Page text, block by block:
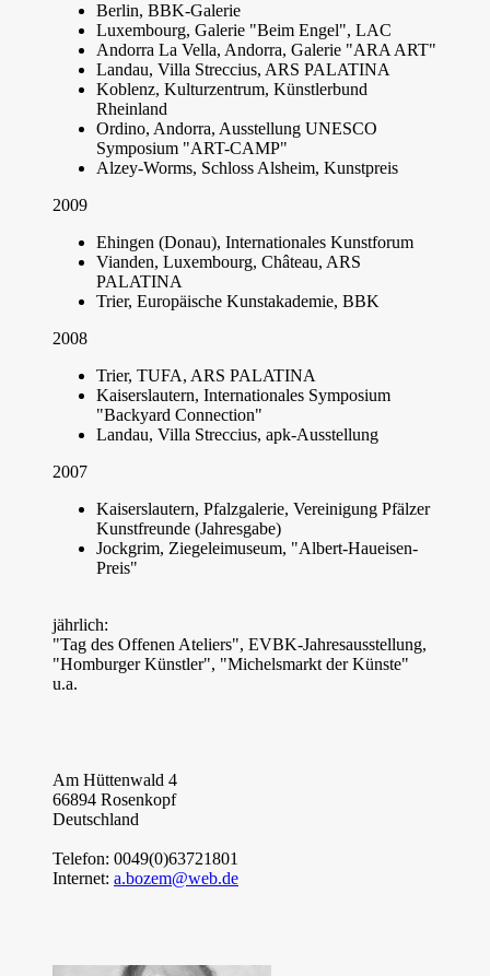
Berlin, BBK-Galerie
Luxembourg, Galerie "Beim Engel", LAC
Andorra La Vella, Andorra, Galerie "ARA ART"
Landau, Villa Streccius, ARS PALATINA
Koblenz, Kulturzentrum, Künstlerbund
Rheinland
Ordino, Andorra, Ausstellung UNESCO
Symposium "ART-CAMP"
Alzey-Worms, Schloss Alsheim, Kunstpreis
2009
Ehingen (Donau), Internationales Kunstforum
Vianden, Luxembourg, Château, ARS
PALATINA
Trier, Europäische Kunstakademie, BBK
2008
Trier, TUFA, ARS PALATINA
Kaiserslautern, Internationales Symposium
"Backyard Connection"
Landau, Villa Streccius, apk-Ausstellung
2007
Kaiserslautern, Pfalzgalerie, Vereinigung Pfälzer
Kunstfreunde (Jahresgabe)
Jockgrim, Ziegeleimuseum, "Albert-Haueisen-
Preis"
jährlich:
"Tag des Offenen Ateliers", EVBK-Jahresausstellung,
"Homburger Künstler", "Michelsmarkt der Künste"
u.a.
Am Hüttenwald 4
66894 Rosenkopf
Deutschland
Telefon: 0049(0)63721801
Internet: a.bozem@web.de